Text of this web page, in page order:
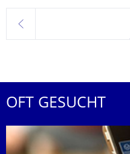
zurück
OFT GESUCHT